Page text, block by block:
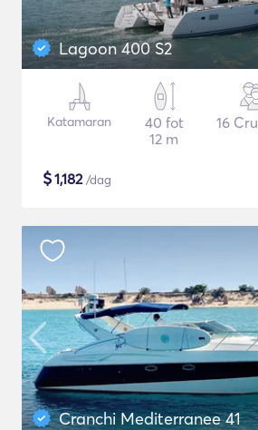
Lagoon 400 S2
Katamaran
40 fot
12 m
16
$1,182/dag
Cranchi Mediterranee 41